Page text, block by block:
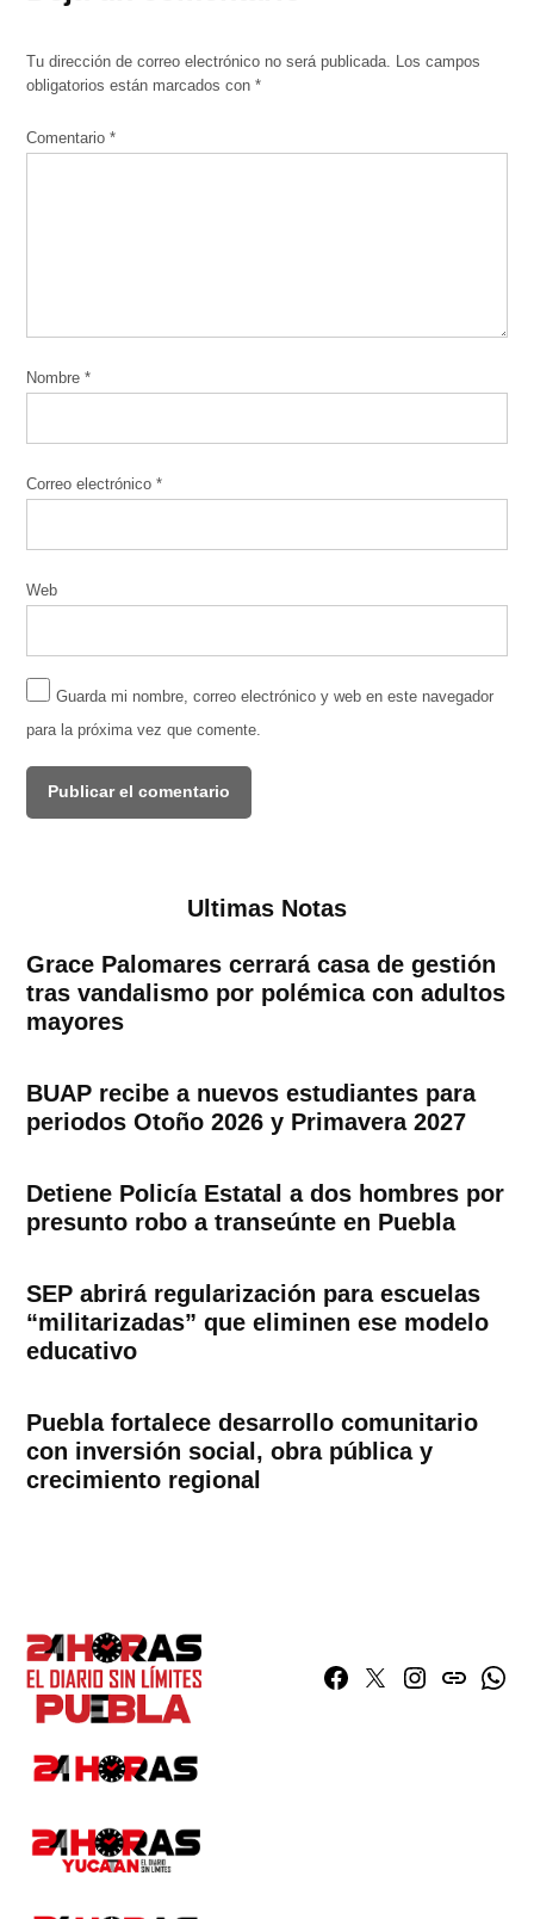
Tu dirección de correo electrónico no será publicada. Los campos
obligatorios están marcados con*
Comentario*
Nombre*
Correo electrónico*
Web
Guarda mi nombre, correo electrónico y web en este navegador
para la próxima vez que comente.
Ultimas Notas
Grace Palomares cerrará casa de gestión
tras vandalismo por polémica con adultos
mayores
BUAP recibe a nuevos estudiantes para
periodos Otoño 2026 y Primavera 2027
Detiene Policía Estatal a dos hombres por
presunto robo a transeúnte en Puebla
SEP abrirá regularización para escuelas
“militarizadas” que eliminen ese modelo
educativo
Puebla fortalece desarrollo comunitario
con inversión social, obra pública y
crecimiento regional
Facebook
TwitterInstagram
issuu